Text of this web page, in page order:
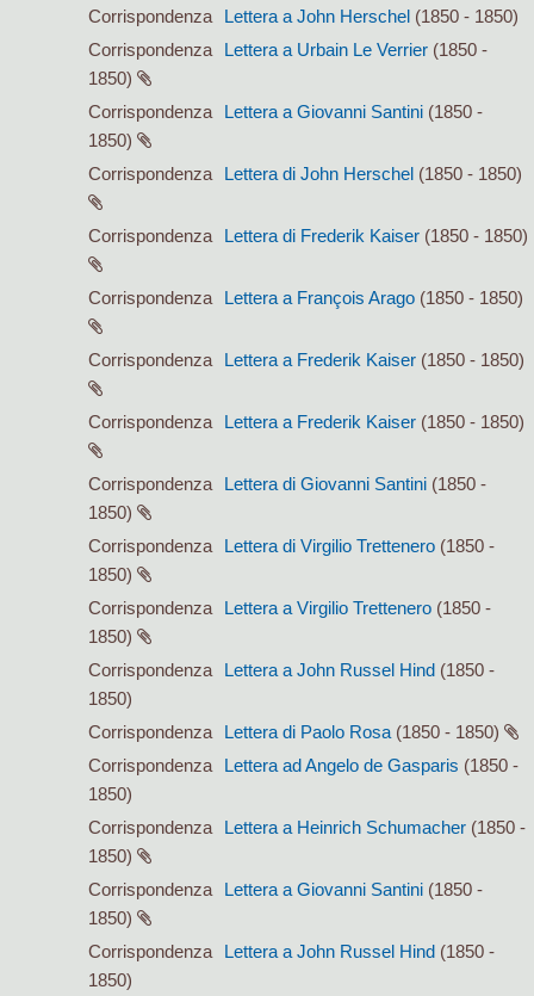
Corrispondenza
Lettera a John Herschel (1850 - 1850)
Corrispondenza
Lettera a Urbain Le Verrier (1850 -
1850)
Corrispondenza
Lettera a Giovanni Santini (1850 -
1850)
Corrispondenza
Lettera di John Herschel (1850 - 1850)
Corrispondenza Lettera di Frederik Kaiser (1850 - 1850)
Corrispondenza Lettera a François Arago (1850 - 1850)
Corrispondenza Lettera a Frederik Kaiser (1850 - 1850)
Corrispondenza Lettera a Frederik Kaiser (1850 - 1850)
Corrispondenza Lettera di Giovanni Santini (1850 -
1850)
Corrispondenza
Lettera di Virgilio Trettenero (1850 -
1850)
Corrispondenza
Lettera a Virgilio Trettenero (1850 -
1850)
Corrispondenza
Lettera a John Russel Hind (1850 -
1850)
Corrispondenza
Lettera di Paolo Rosa (1850 - 1850)
Corrispondenza
Lettera ad Angelo de Gasparis (1850 -
1850)
Corrispondenza
Lettera a Heinrich Schumacher (1850 -
1850)
Corrispondenza
Lettera a Giovanni Santini (1850 -
1850)
Corrispondenza
Lettera a John Russel Hind (1850 -
1850)